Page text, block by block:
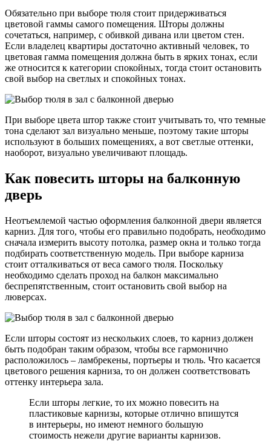
Обязательно при выборе тюля стоит придерживаться
цветовой гаммы самого помещения. Шторы должны
сочетаться, например, с обивкой дивана или цветом стен.
Если владелец квартиры достаточно активный человек, то
цветовая гамма помещения должна быть в ярких тонах, если
же относится к категории спокойных, тогда стоит остановить
свой выбор на светлых и спокойных тонах.
При выборе цвета штор также стоит учитывать то, что темные
тона сделают зал визуально меньше, поэтому такие шторы
используют в больших помещениях, а вот светлые оттенки,
наоборот, визуально увеличивают площадь.
Как повесить шторы на балконную
дверь
Неотъемлемой частью оформления балконной двери является
карниз. Для того, чтобы его правильно подобрать, необходимо
сначала измерить высоту потолка, размер окна и только тогда
подбирать соответственную модель. При выборе карниза
стоит отталкиваться от веса самого тюля. Поскольку
необходимо сделать проход на балкон максимально
беспрепятственным, стоит остановить свой выбор на
люверсах.
Если шторы состоят из нескольких слоев, то карниз должен
быть подобран таким образом, чтобы все гармонично
расположилось – ламбрекены, портьеры и тюль. Что касается
цветового решения карниза, то он должен соответствовать
оттенку интерьера зала.
Если шторы легкие, то их можно повесить на
пластиковые карнизы, которые отлично впишутся
в интерьеры, но имеют немного большую
стоимость нежели другие варианты карнизов.